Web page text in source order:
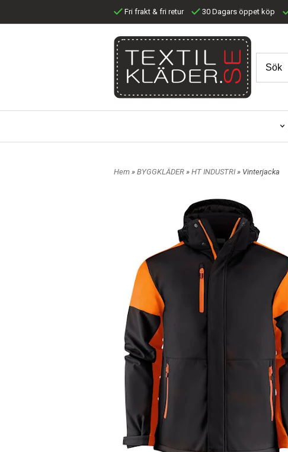
Fri frakt & fri retur 30 Dagars öppet köp
Hem » BYGGKLÄDER » HT INDUSTRI» Vinterjacka